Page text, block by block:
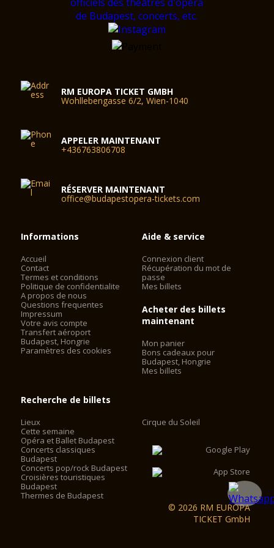
RM EUROPA TICKET GMBH
Wohllebengasse 6/2, Wien-1040
APPELER MAINTENANT
+436763806708
RÉSERVER MAINTENANT
office@budapestopera-tickets.com
Informations
Accueil
Contact
Termes et conditions
Politique de confidentialite
A propos de nous
Questions frequentes
Impressum
Votre avis compte
Transfert aéroport
Budapest, Hongrie
Paramètres des cookies
Aide & service
Connexion client
Récupération du mot de
passe
Mes billets
Acheter des billets
maintenant
Mon panier
Bons cadeaux pour
Budapest, Hongrie
Mes billets
Recherche de billets
Lieux
Cette semaine
Opéra et Ballet Budapest
Concerts classiques
Budapest
Concerts pop/rock Budapest
Croisières touristiques
Budapest
Thermes de Budapest
Cirque du Soleil
© 2026 RM EUROPA
TICKET GmbH